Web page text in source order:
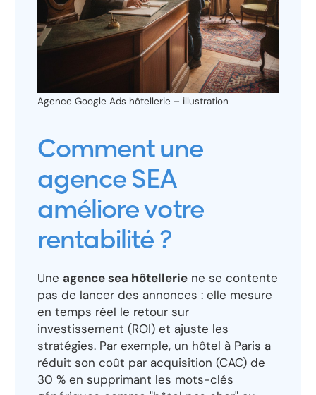
Agence Google Ads hôtellerie – illustration
Comment une
agence SEA
améliore votre
rentabilité ?
Une agence sea hôtellerie ne se contente
pas de lancer des annonces : elle mesure
en temps réel le retour sur
investissement (ROI) et ajuste les
stratégies. Par exemple, un hôtel à Paris a
réduit son coût par acquisition (CAC) de
30 % en supprimant les mots-clés